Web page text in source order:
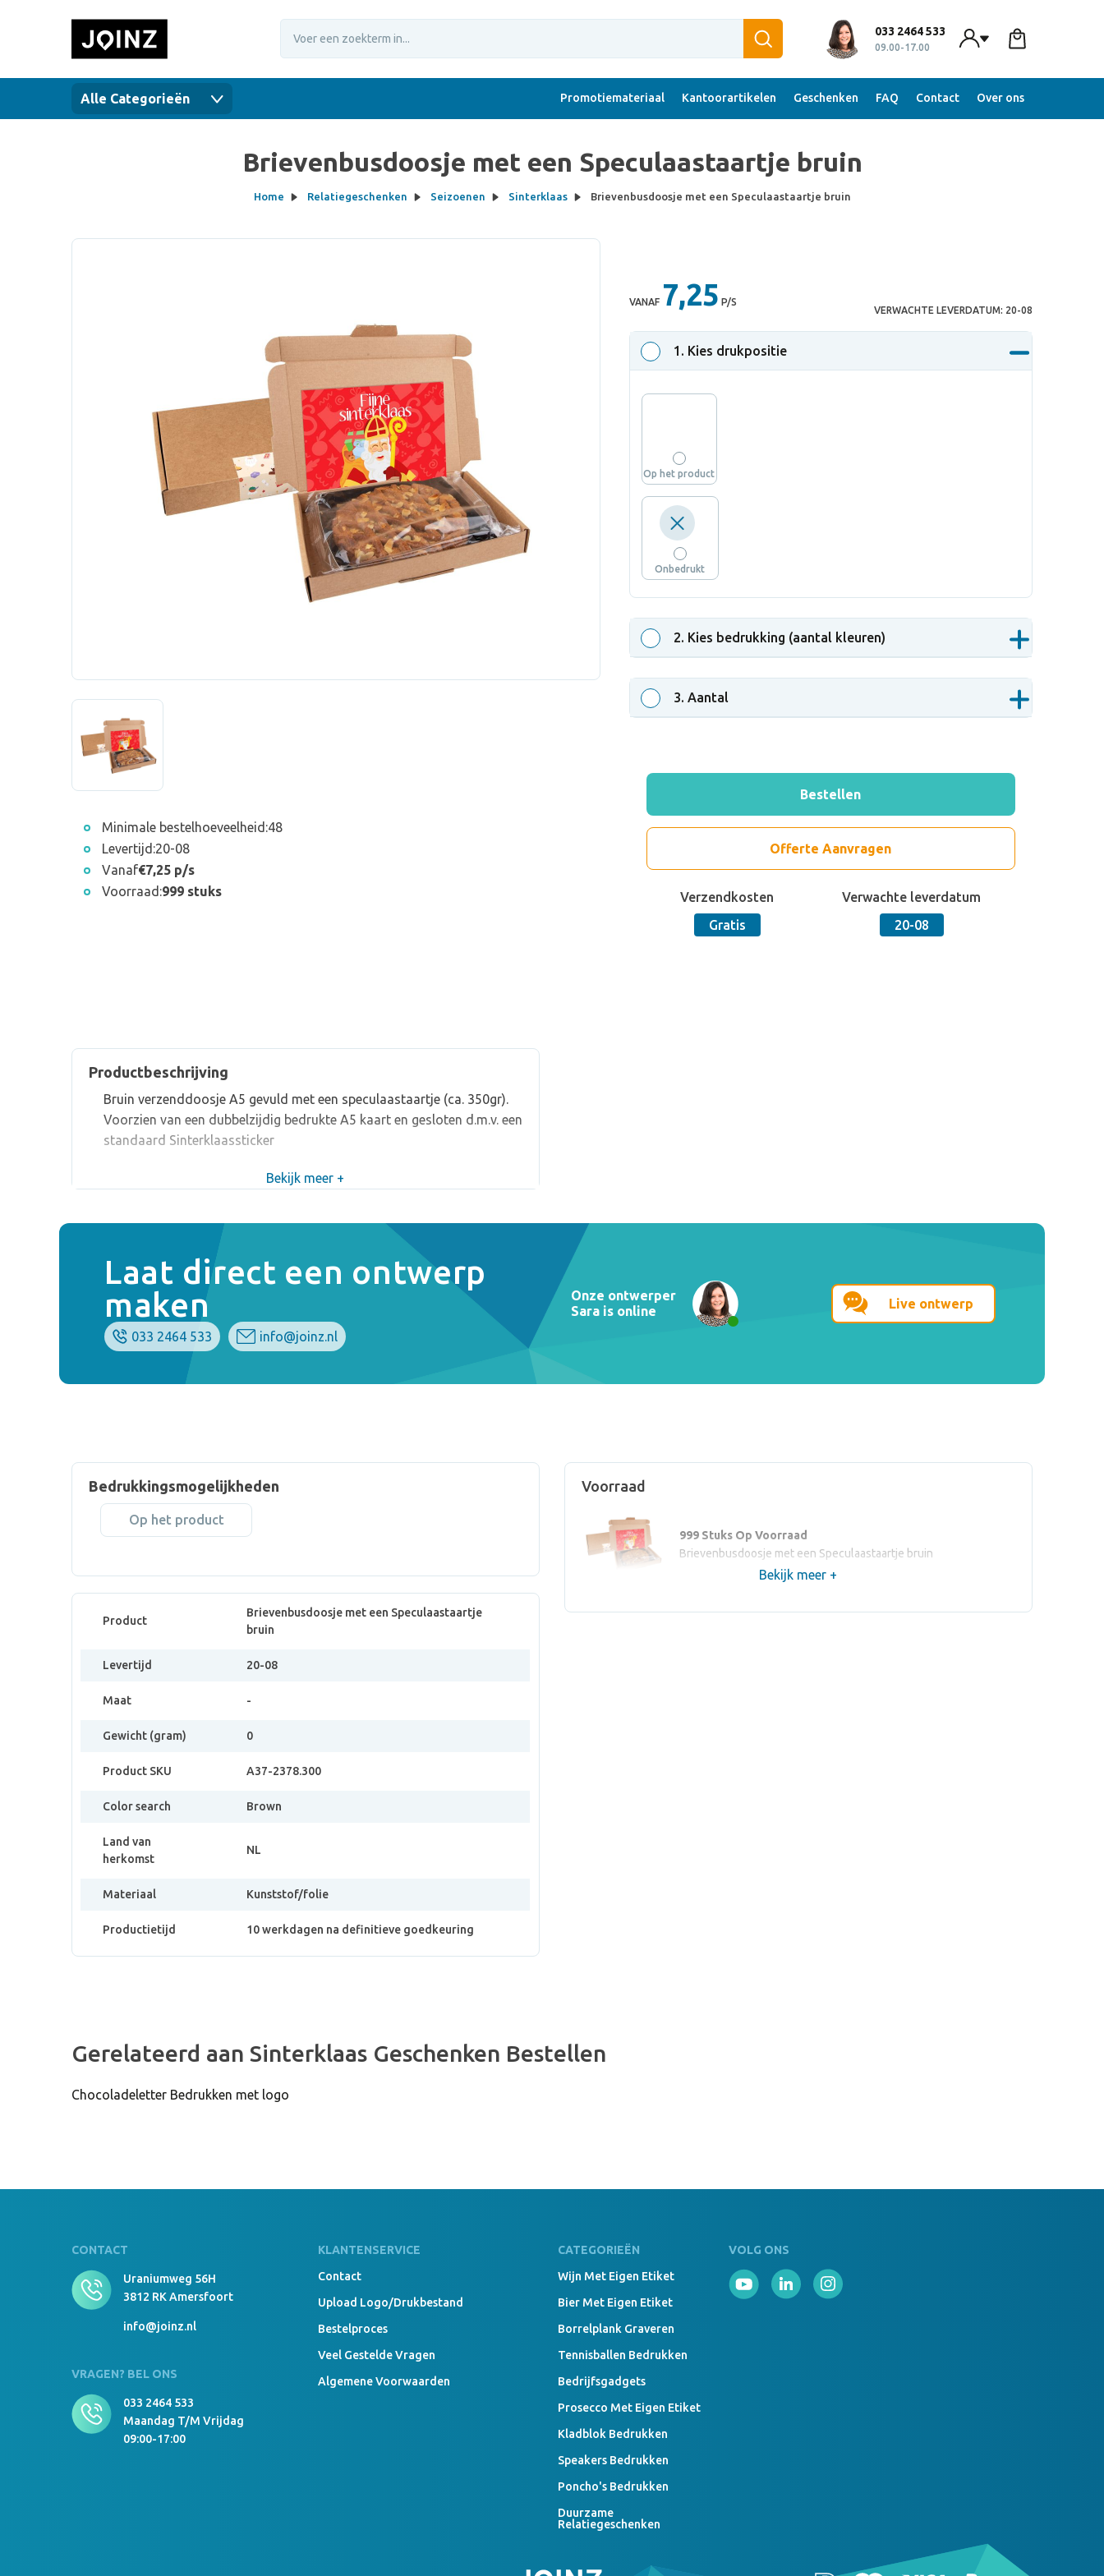
033 2464 533
09.00-17.00
Alle Categorieën Promotiemateriaal Kantoorartikelen Geschenken FAQ Contact Over ons
Brievenbusdoosje met een Speculaastaartje bruin
Home Relatiegeschenken Seizoenen Sinterklaas Brievenbusdoosje met een Speculaastaartje bruin
Minimale bestelhoeveelheid:48
Levertijd:20-08
Vanaf€7,25 p/s
Voorraad:999 stuks
VANAF 7,25 P/S
VERWACHTE LEVERDATUM: 20-08
1 . Kies drukpositie
Op het product
Onbedrukt
2. Kies bedrukking (aantal kleuren)
3. Aantal
Bestellen
Offerte Aanvragen
Verzendkosten
Gratis
Verwachte leverdatum
20-08
Productbeschrijving
Bruin verzenddoosje A5 gevuld met een speculaastaartje (ca. 350gr).
Voorzien van een dubbelzijdig bedrukte A5 kaart en gesloten d.m.v. een
standaard Sinterklaassticker
Bekijk meer +
Laat direct een ontwerp
maken
033 2464 533 info@joinz.nl
Onze ontwerper
Sara is online
Live ontwerp
Bedrukkingsmogelijkheden
Op het product
Product
Brievenbusdoosje met een Speculaastaartje
bruin
Levertijd 20-08
Maat -
Gewicht (gram) 0
Product SKU A37-2378.300
Color search Brown
Land van
herkomst
NL
Materiaal Kunststof/folie
Productietijd 10 werkdagen na definitieve goedkeuring
Voorraad
999 Stuks Op Voorraad
Brievenbusdoosje met een Speculaastaartje bruin
Bekijk meer +
Gerelateerd aan Sinterklaas Geschenken Bestellen
Chocoladeletter Bedrukken met logo
CONTACT
Uraniumweg 56H
3812 RK Amersfoort
info@joinz.nl
VRAGEN? BEL ONS
033 2464 533
Maandag T/m Vrijdag
09:00-17:00
KLANTENSERVICE
Contact
Upload Logo/drukbestand
Bestelproces
Veel Gestelde Vragen
Algemene Voorwaarden
CATEGORIEËN
Wijn Met Eigen Etiket
Bier Met Eigen Etiket
Borrelplank Graveren
Tennisballen Bedrukken
Bedrijfsgadgets
Prosecco Met Eigen Etiket
Kladblok Bedrukken
Speakers Bedrukken
Poncho's Bedrukken
Duurzame
Relatiegeschenken
VOLG ONS